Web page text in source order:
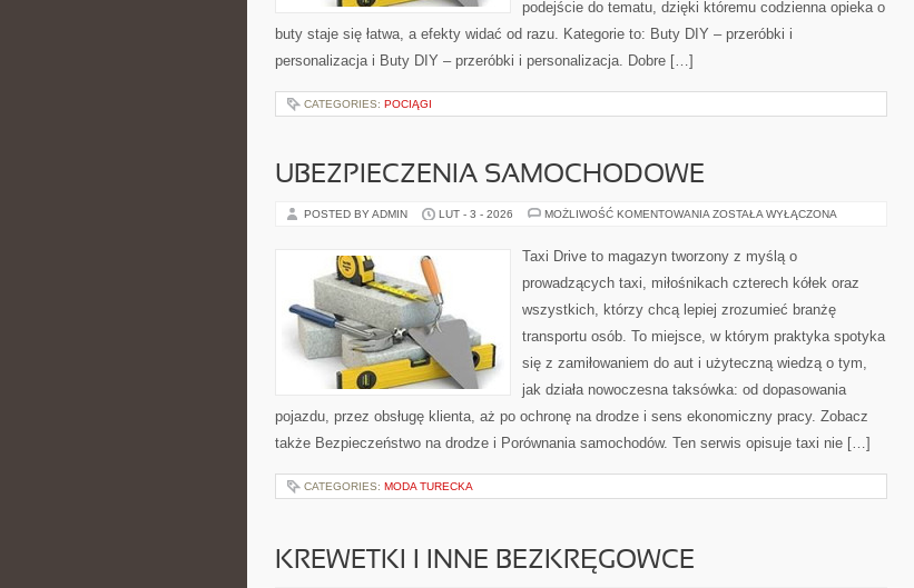
podejście do tematu, dzięki któremu codzienna opieka o
buty staje się łatwa, a efekty widać od razu. Kategorie to: Buty DIY – przeróbki i
personalizacja i Buty DIY – przeróbki i personalizacja. Dobre […]
CATEGORIES: POCIĄGI
UBEZPIECZENIA SAMOCHODOWE
POSTED BY ADMIN LUT - 3 - 2026 MOŻLIWOŚĆ KOMENTOWANIA UBEZPIECZENIA
ZOSTAŁA WYŁĄCZONA
Taxi Drive to magazyn tworzony z myślą o
prowadzących taxi, miłośnikach czterech kółek oraz
wszystkich, którzy chcą lepiej zrozumieć branżę
transportu osób. To miejsce, w którym praktyka spotyka
się z zamiłowaniem do aut i użyteczną wiedzą o tym,
jak działa nowoczesna taksówka: od dopasowania
pojazdu, przez obsługę klienta, aż po ochronę na drodze i sens ekonomiczny pracy. Zobacz
także Bezpieczeństwo na drodze i Porównania samochodów. Ten serwis opisuje taxi nie […]
CATEGORIES: MODA TURECKA
KREWETKI I INNE BEZKRĘGOWCE